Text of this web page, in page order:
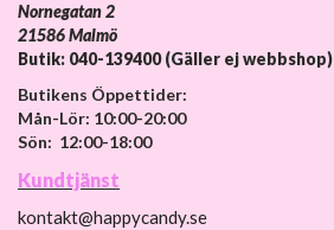
Nornegatan 2
21586 Malmö
Butik: 040-139400 (Gäller ej webbshop)
Butikens Öppettider:
Mån-Lör: 10:00-20:00
Sön: 12:00-18:00
Kundtjänst
kontakt@happycandy.se